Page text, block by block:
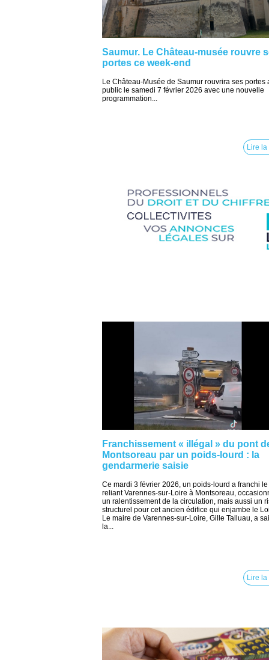
Saumur. Le Château-musée rouvre
portes ce week-end
Le Château-Musée de Saumur rouvrira ses portes
public le samedi 7 février 2026 avec une nouvelle
programmation...
Lire la
Franchissement « illégal » du pont
Montsoreau par un poids-lourd : la
gendarmerie saisie
Ce mardi 3 février 2026, un poids-lourd a franchi
reliant Varennes-sur-Loire à Montsoreau,
un ralentissement de la circulation, mais aussi un
structurel pour cet ancien édifice qui enjambe le
Le maire de Varennes-sur-Loire, Gille Talluau, a
la...
Lire la